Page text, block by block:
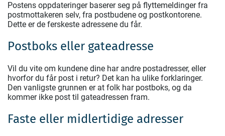
Postens oppdateringer baserer seg på flyttemeldinger fra
postmottakeren selv, fra postbudene og postkontorene.
Dette er de ferskeste adressene du får.
Postboks eller gateadresse
Vil du vite om kundene dine har andre postadresser, eller
hvorfor du får post i retur? Det kan ha ulike forklaringer.
Den vanligste grunnen er at folk har postboks, og da
kommer ikke post til gateadressen fram.
Faste eller midlertidige adresser